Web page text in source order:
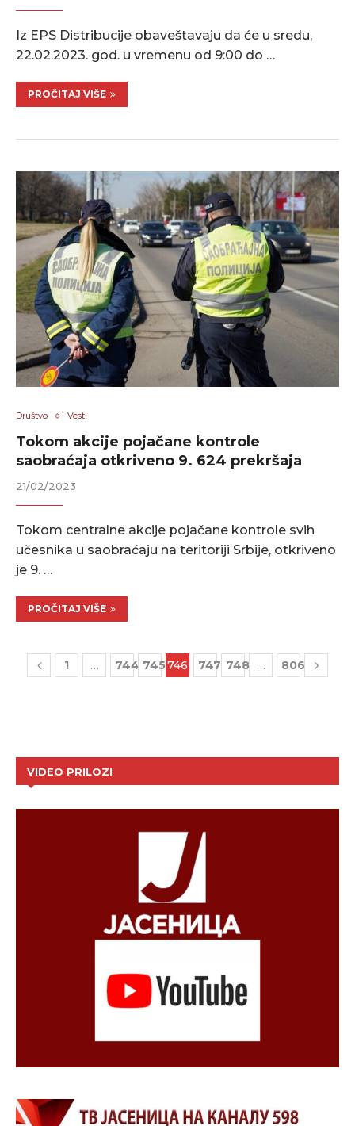
Iz EPS Distribucije obaveštavaju da će u sredu,
22.02.2023. god. u vremenu od 9:00 do …
PROČITAJ VIŠE
Društvo Vesti
Tokom akcije pojačane kontrole
saobraćaja otkriveno 9. 624 prekršaja
21/02/2023
Tokom centralne akcije pojačane kontrole svih
učesnika u saobraćaju na teritoriji Srbije, otkriveno
je 9. …
PROČITAJ VIŠE
1 … 744 745746 747 748 … 806
VIDEO PRILOZI